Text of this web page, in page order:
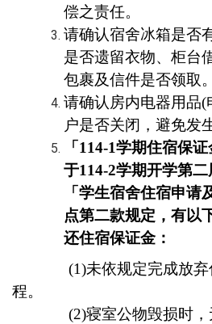
偿之责任。
请确认宿舍冰箱是否
是否遗留衣物、柜台
包裹及信件是否领取。
请确认房内电器用品(
户是否关闭，避免发
「 114-1学期住宿保
于114-2学期开学第
「学生宿舍住宿申请
点第二款规定，有以
还住宿保证金：
(1)未依规定完成放
程。
(2)寝室公物毁损时，